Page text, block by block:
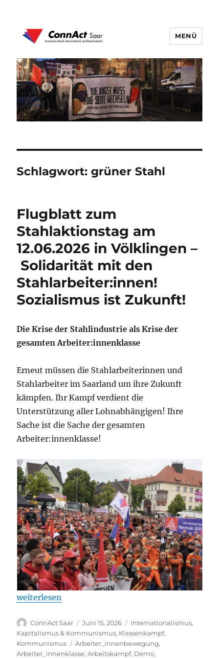
ConnAct Saar
MENÜ
Schlagwort:grüner Stahl
Flugblatt zum
Stahlaktionstag am
12.06.2026 in Völklingen –
Solidarität mit den
Stahlarbeiter:innen!
Sozialismus ist Zukunft!
Die Krise der Stahlindustrie als Krise der
gesamten Arbeiter:innenklasse
Erneut müssen die Stahlarbeiterinnen und
Stahlarbeiter im Saarland um ihre Zukunft
kämpfen. Ihr Kampf verdient die
Unterstützung aller Lohnabhängigen! Ihre
Sache ist die Sache der gesamten
Arbeiter:innenklasse!
„Flugblatt zum Stahlaktionstag am 12.06.2026 in
weiterlesen
Autor
ConnAct Saar
Veröffentlicht
am
Juni 15, 2026 Kategorien
Internationalismus,
Kapitalismus & Kommunismus, Klassenkampf,
Kommunismus
Schlagwörter
Arbeiter_innenbewegung,
Arbeiter_innenklasse,Arbeitskampf, Demo,